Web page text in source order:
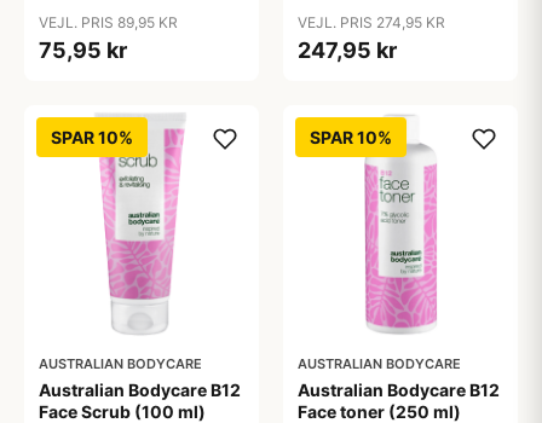
VEJL. PRIS 89,95 KR
75,95 kr
VEJL. PRIS 274,95 KR
247,95 kr
SPAR 10%
AUSTRALIAN BODYCARE
Australian Bodycare B12
Face Scrub (100 ml)
SPAR 10%
AUSTRALIAN BODYCARE
Australian Bodycare B12
Face toner (250 ml)